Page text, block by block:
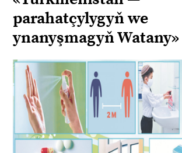
parahatçylygyň we
ynanyşmagyň Watany»